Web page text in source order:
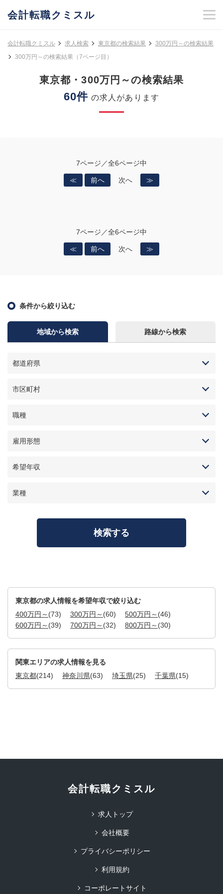
会計転職クミスル
会計転職クミスル 求人検索 東京都の検索結果
300万円～の検索結果
300万円～の検索結果（7ページ目）
東京都・300万円～の検索結果
60件 の求人があります
7ページ／全6ページ中
≪ 前へ 次へ ≫
7ページ／全6ページ中
≪ 前へ 次へ ≫
条件から絞り込む
地域から検索 路線から検索
都道府県
市区町村
職種
雇用形態
希望年収
業種
東京都の求人情報を希望年収で絞り込む
400万円～ (73) 300万円～ (60) 500万円～ (46)
600万円～ (39) 700万円～ (32) 800万円～ (30)
関東エリアの求人情報を見る
東京都(214) 神奈川県(63) 埼玉県(25) 千葉県(15)
会計転職クミスル
求人トップ
会社概要
プライバシーポリシー
利用規約
コーポレートサイト